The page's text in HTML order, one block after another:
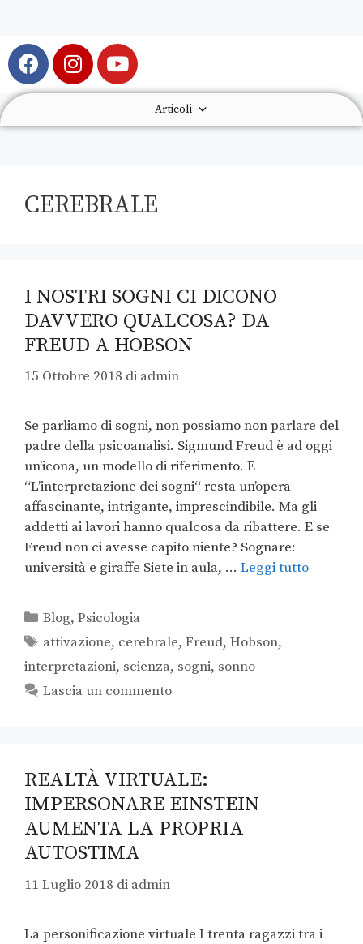
Articoli
CEREBRALE
I NOSTRI SOGNI CI DICONO
DAVVERO QUALCOSA? DA
FREUD A HOBSON
15 Ottobre 2018 di admin
Se parliamo di sogni, non possiamo non parlare del
padre della psicoanalisi. Sigmund Freud è ad oggi
un’icona, un modello di riferimento. E
“L’interpretazione dei sogni“ resta un’opera
affascinante, intrigante, imprescindibile. Ma gli
addetti ai lavori hanno qualcosa da ribattere. E se
Freud non ci avesse capito niente? Sognare:
università e giraffe Siete in aula, … Leggi tutto
Blog,Psicologia
attivazione, cerebrale,Freud,Hobson,
interpretazioni, scienza, sogni, sonno
Lascia un commento
REALTÀ VIRTUALE:
IMPERSONARE EINSTEIN
AUMENTA LA PROPRIA
AUTOSTIMA
11 Luglio 2018 di admin
La personificazione virtuale I trenta ragazzi tra i